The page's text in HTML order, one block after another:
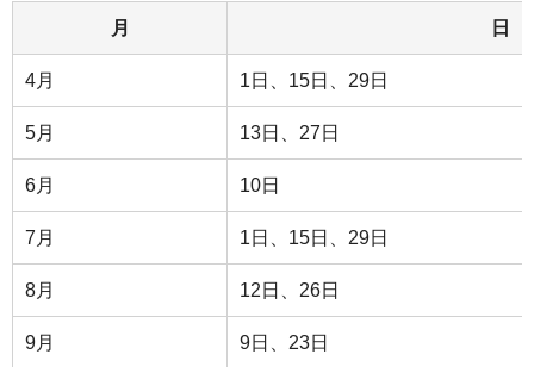
月 日
4月 1日、15日、29日
5月 13日、27日
6月 10日
7月 1日、15日、29日
8月 12日、26日
9月 9日、23日